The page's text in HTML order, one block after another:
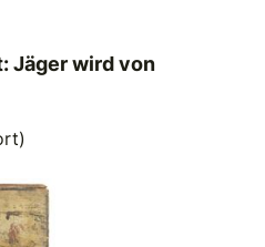
Jäger wird von